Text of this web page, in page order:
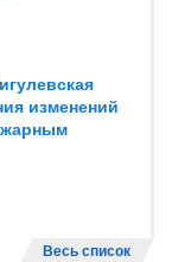
изменений
Весь список